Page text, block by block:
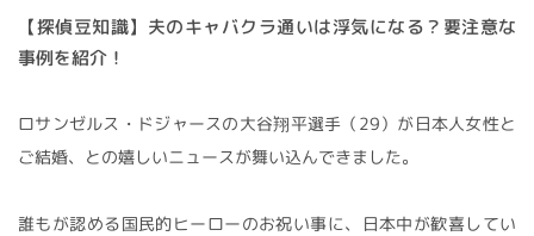
【探偵豆知識】夫のキャバクラ通いは浮気になる？要注意な
事例を紹介！
ロサンゼルス・ドジャースの大谷翔平選手（29）が日本人女性と
ご結婚、との嬉しいニュースが舞い込んできました。
誰もが認める国民的ヒーローのお祝い事に、日本中が歓喜してい